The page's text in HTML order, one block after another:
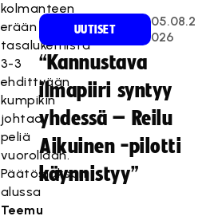
kolmanteen
erään
tasalukemista
3-3
ehdittyään
kumpikin
johtaa
peliä
vuorollaan.
Päätösjakson
alussa
Teemu
UUTISET
05.08.2
026
“Kannustava
ilmapiiri syntyy
yhdessä – Reilu
Aikuinen -pilotti
käynnistyy”